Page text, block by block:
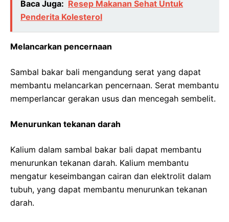
Baca Juga: Resep Makanan Sehat Untuk
Penderita Kolesterol
Melancarkan pencernaan
Sambal bakar bali mengandung serat yang dapat
membantu melancarkan pencernaan. Serat membantu
memperlancar gerakan usus dan mencegah sembelit.
Menurunkan tekanan darah
Kalium dalam sambal bakar bali dapat membantu
menurunkan tekanan darah. Kalium membantu
mengatur keseimbangan cairan dan elektrolit dalam
tubuh, yang dapat membantu menurunkan tekanan
darah.